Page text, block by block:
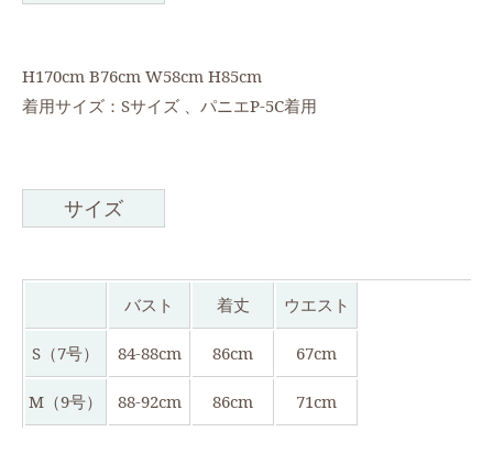
H170cm B76cm W58cm H85cm
着用サイズ：Sサイズ 、パニエP-5C着用
サイズ
バスト 着丈 ウエスト
S（7号） 84-88cm 86cm 67cm
M（9号） 88-92cm 86cm 71cm